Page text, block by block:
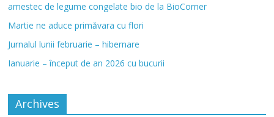
amestec de legume congelate bio de la BioCorner
Martie ne aduce primăvara cu flori
Jurnalul lunii februarie – hibernare
Ianuarie – început de an 2026 cu bucurii
Archives